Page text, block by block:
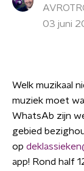
03 juni
Welk muzikaal
muziek moet
WhatsAb zijn
gebied
op
app! Rond half